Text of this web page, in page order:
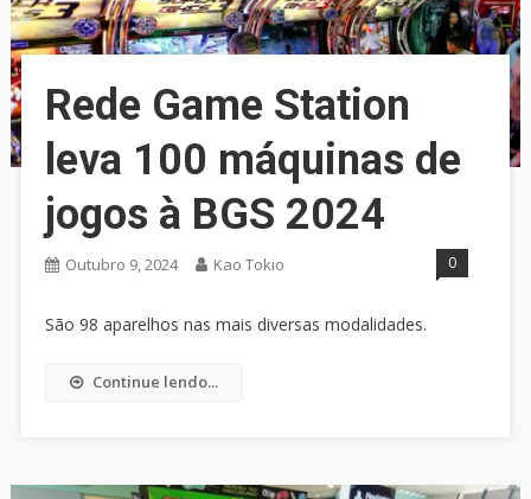
Rede Game Station
leva 100 máquinas de
jogos à BGS 2024
Outubro 9, 2024 Kao Tokio 0
São 98 aparelhos nas mais diversas modalidades.
Continue lendo...